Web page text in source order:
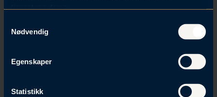
Nødvendig
Egenskaper
Statistikk
oppfylt.
fyll ut kontaktskjemaet under, så hjelper vi deg